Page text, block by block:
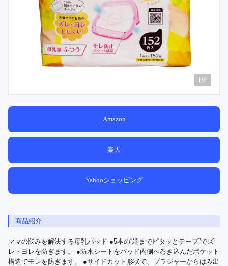
1 /4
Amazon
楽天
Yahooショッピング
商品紹介
ママの悩みを解決する母乳パッド ●5本の“端までピタッとテープ”でズ
レ・ヨレを防ぎます。 ●防水シートをパッド内側へ巻き込んだポケット
構造でモレを防ぎます。 ●サイドカット形状で、ブラジャーからはみ出